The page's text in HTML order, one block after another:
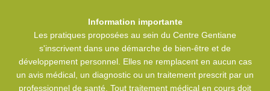
Information importante
Les pratiques proposées au sein du Centre Gentiane
s'inscrivent dans une démarche de bien-être et de
développement personnel. Elles ne remplacent en aucun cas
un avis médical, un diagnostic ou un traitement prescrit par un
professionnel de santé. Tout traitement médical en cours doit